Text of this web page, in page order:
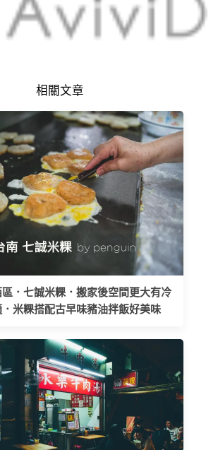
相關文章
．七誠米粿．搬家後空間更大有冷
米粿搭配古早味豬油拌飯好美味